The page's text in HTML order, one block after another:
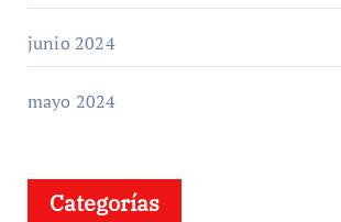
junio 2024
mayo 2024
Categorías